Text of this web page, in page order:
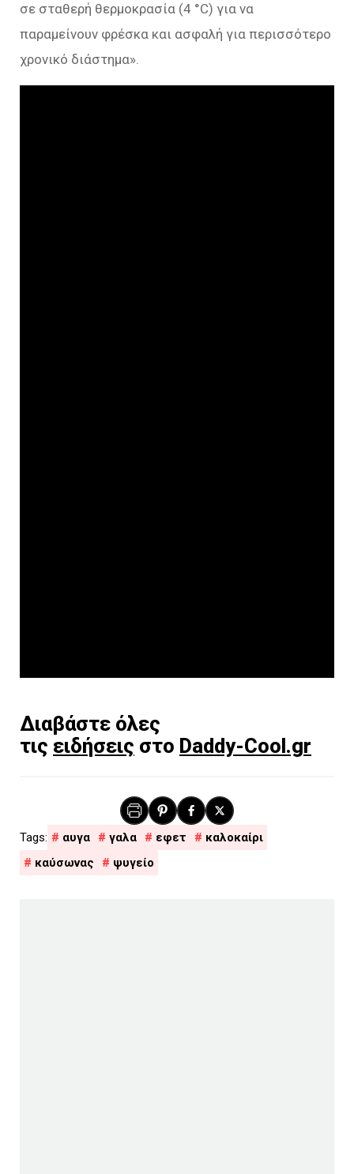
σε σταθερή θερμοκρασία (4 °C) για να
παραμείνουν φρέσκα και ασφαλή για περισσότερο
χρονικό διάστημα».
Διαβάστε όλες
τις ειδήσεις στο Daddy-Cool.gr
αυγα γαλα εφετ
καλοκαίρι
καύσωνας
ψυγείο